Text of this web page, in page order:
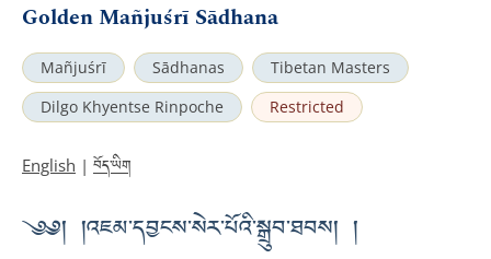
Golden Mañjuśrī Sādhana
Mañjuśrī Sādhanas
Tibetan Masters
Dilgo Khyentse Rinpoche
Restricted
English | བོད་ཡིག
༄༅། །འཇམ་དབྱངས་སེར་པོའི་སྒྲུབ་ཐབས། །